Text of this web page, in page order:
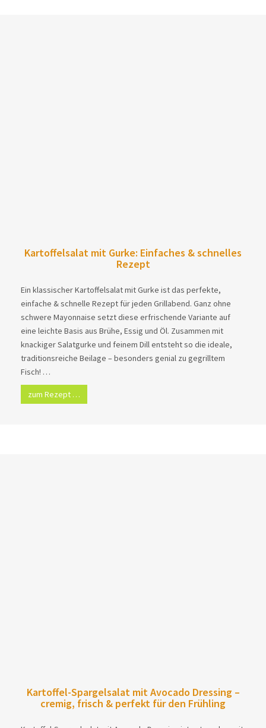
Kartoffelsalat mit Gurke: Einfaches & schnelles
Rezept
Ein klassischer Kartoffelsalat mit Gurke ist das perfekte,
einfache & schnelle Rezept für jeden Grillabend. Ganz ohne
schwere Mayonnaise setzt diese erfrischende Variante auf
eine leichte Basis aus Brühe, Essig und Öl. Zusammen mit
knackiger Salatgurke und feinem Dill entsteht so die ideale,
traditionsreiche Beilage – besonders genial zu gegrilltem
Fisch! …
zum Rezept …
Kartoffel-Spargelsalat mit Avocado Dressing –
cremig, frisch & perfekt für den Frühling